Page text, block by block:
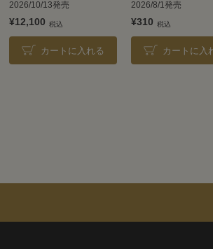
2026/10/13発売
¥12,100
カートに入れる
2026/8/1発売
¥310
カートに入